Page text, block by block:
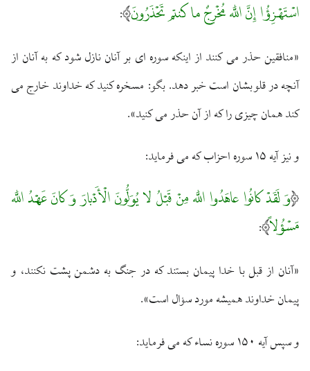
اسْتَهْزِؤُا إِنَّ اللَّه مُخْرِجٌ ما كنتم تَحْذَرُونَ :
«منافقين حذر مى‏ كنند از اينكه سوره ‏اى بر آنان نازل شود كه به آنان از
آنچه در قلوبشان است خبر دهد. بگو: مسخره كنيد كه خداوند خارج مى‏
كند همان چيزى را كه از آن حذر مى‏ كنيد».
و نيز آيه ۱۵ سوره احزاب كه مى ‏فرمايد:
وَ لَقَدْ كانُوا عاهَدُوا اللَّه مِنْ قَبْلُ لا يُوَلُّونَ الْأَدْبارَ وَ كانَ عَهْدُ اللَّه
مَسْؤُلاً :
«آنان از قبل با خدا پيمان بستند كه در جنگ به دشمن پشت نكنند، و
پيمان خداوند هميشه مورد سؤال است».
و سپس آيه ۱۵۰ سوره نساء كه مى ‏فرمايد: